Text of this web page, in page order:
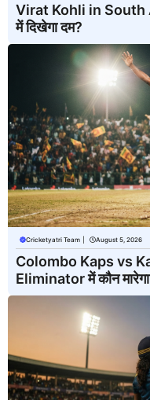
Virat Kohli in South
में दिखेगा दम?
Cricketyatri Team August 5, 2026
Colombo Kaps vs
Eliminator में कौन मारेगा